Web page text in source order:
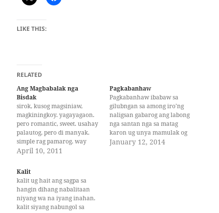
LIKE THIS:
RELATED
Ang Magbabalak nga
Bisdak
sirok, kusog magsiniaw,
magkiningkoy. yagayagaon.
pero romantic, sweet. usahay
palautog, pero di manyak.
simple rag pamarog. way
daghang arte. anad nag
Pero ayg kumpyansa, ayg
patakag bahakhak, ayg
patuyag katawa kay
malumos unya ka sa
gilawmon sa iyang pasiaw,
April 10, 2011
Pagkabanhaw
Pagkabanhaw ibabaw sa
gilubngan sa among iro’ng
naligsan gabarog ang labong
nga santan nga sa matag
karon ug unya mamulak og
alibangbang. usa ka hangyo
January 12, 2014
Kalit
kalit ug hait ang sagpa sa
hangin dihang nabalitaan
niyang wa na iyang inahan.
kalit siyang nabungol sa